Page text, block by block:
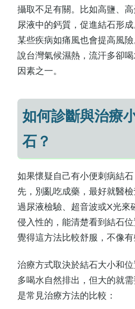
攝取不足有關。比如高鹽、
尿液中的鈣質，促進結石形
某些疾病如痛風也會提高風
說台灣氣候濕熱，流汗多卻
因素之一。
如何診斷與治療
石？
如果懷疑自己有小便刺病結
先，別亂吃成藥，最好就醫
過尿液檢驗、超音波或X光來
侵入性的，能清楚看到結石
覺得這方法比較舒服，不像有
治療方式取決於結石大小和
多喝水自然排出，但大的就
是常見治療方法的比較：